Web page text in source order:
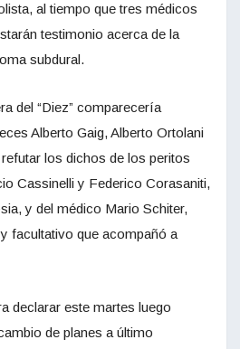
al tiempo que tres médicos
testimonio acerca de la
subdural.
del “Diez” comparecería
Alberto Gaig, Alberto Ortolani
los dichos de los peritos
Cassinelli y Federico Corasaniti,
y del médico Mario Schiter,
facultativo que acompañó a
declarar este martes luego
de planes a último